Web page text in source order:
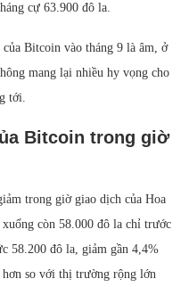
cự 63.900 đô la.
Bitcoin vào tháng 9 là âm, ở
mang lại nhiều hy vọng cho
tới.
Bitcoin trong giờ
trong giờ giao dịch của Hoa
còn 58.000 đô la chỉ trước
58.200 đô la, giảm gần 4,4%
so với thị trường rộng lớn